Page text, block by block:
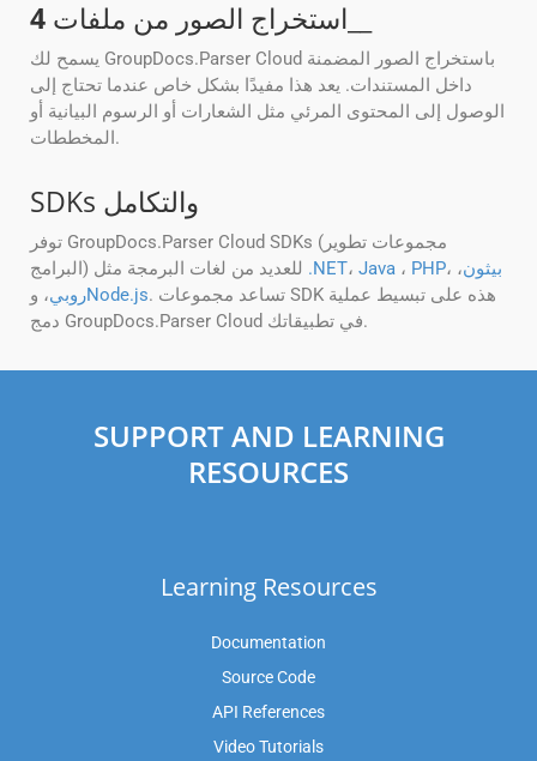
استخراج الصور من ملفات 4
يسمح لك GroupDocs.Parser Cloud باستخراج الصور المضمنة
داخل المستندات. يعد هذا مفيدًا بشكل خاص عندما تحتاج إلى
الوصول إلى المحتوى المرئي مثل الشعارات أو الرسوم البيانية أو
المخططات.
SDKs والتكامل
توفر GroupDocs.Parser Cloud SDKs (مجموعات تطوير
.NET، Java ، PHP، بيثون،
روبي، و Node.js. تساعد مجموعات SDK هذه على تبسيط عملية
دمج GroupDocs.Parser Cloud في تطبيقاتك.
SUPPORT AND LEARNING
RESOURCES
Learning Resources
Documentation
Source Code
API References
Video Tutorials